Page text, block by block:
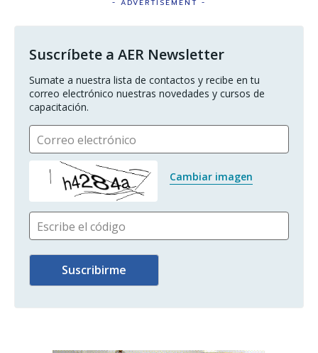
- ADVERTISEMENT -
Suscríbete a AER Newsletter
Sumate a nuestra lista de contactos y recibe en tu
correo electrónico nuestras novedades y cursos de
capacitación.
Correo electrónico
Cambiar imagen
Escribe el código